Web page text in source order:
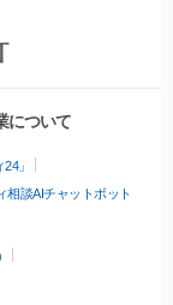
について
」
相談AIチャットボット